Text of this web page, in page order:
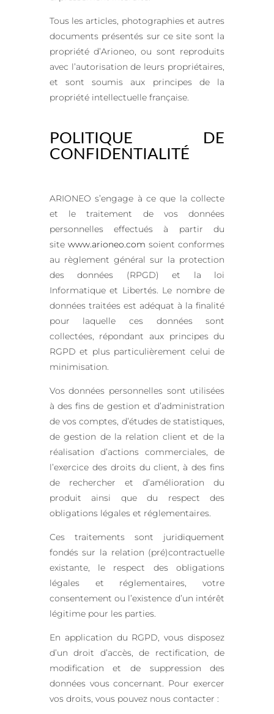
Tous les articles, photographies et autres
documents présentés sur ce site sont la
propriété d’Arioneo, ou sont reproduits
avec l’autorisation de leurs propriétaires,
et sont soumis aux principes de la
propriété intellectuelle française.
POLITIQUE DE
CONFIDENTIALITÉ
ARIONEO s’engage à ce que la collecte
et le traitement de vos données
personnelles effectués à partir du
site www.arioneo.com soient conformes
au règlement général sur la protection
des données (RPGD) et la loi
Informatique et Libertés. Le nombre de
données traitées est adéquat à la finalité
pour laquelle ces données sont
collectées, répondant aux principes du
RGPD et plus particulièrement celui de
minimisation.
Vos données personnelles sont utilisées
à des fins de gestion et d’administration
de vos comptes, d’études de statistiques,
de gestion de la relation client et de la
réalisation d’actions commerciales, de
l’exercice des droits du client, à des fins
de rechercher et d’amélioration du
produit ainsi que du respect des
obligations légales et réglementaires.
Ces traitements sont juridiquement
fondés sur la relation (pré)contractuelle
existante, le respect des obligations
légales et réglementaires, votre
consentement ou l’existence d’un intérêt
légitime pour les parties.
En application du RGPD, vous disposez
d’un droit d’accès, de rectification, de
modification et de suppression des
données vous concernant. Pour exercer
vos droits, vous pouvez nous contacter :